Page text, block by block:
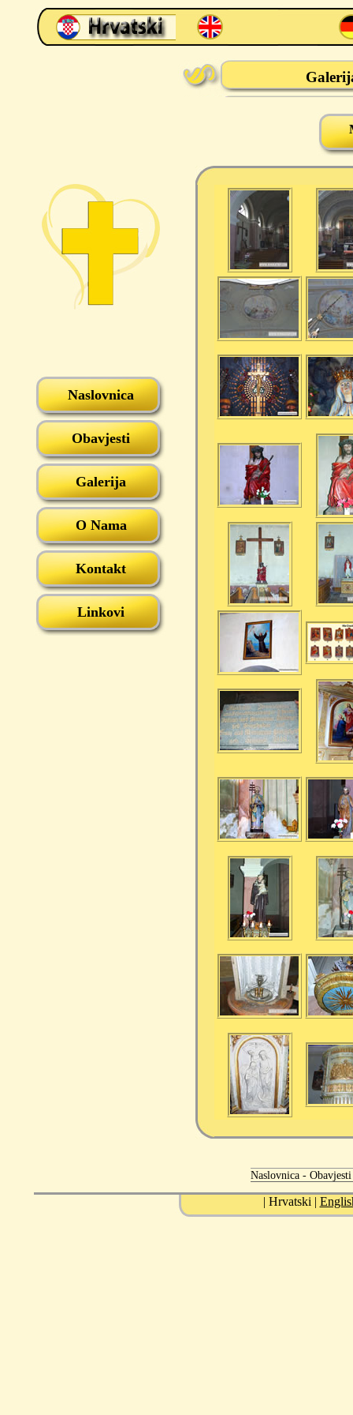
Naslovnica
Obavjesti
Galerija
O Nama
Kontakt
Linkovi
Naslovnica -
| Hrvatski |